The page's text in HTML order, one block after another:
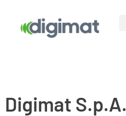
Digimat S.p.A.